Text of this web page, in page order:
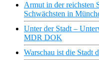
Armut in der reichsten
Schwächsten in
Unter der Stadt –
MDR DOK
Warschau ist die Stadt